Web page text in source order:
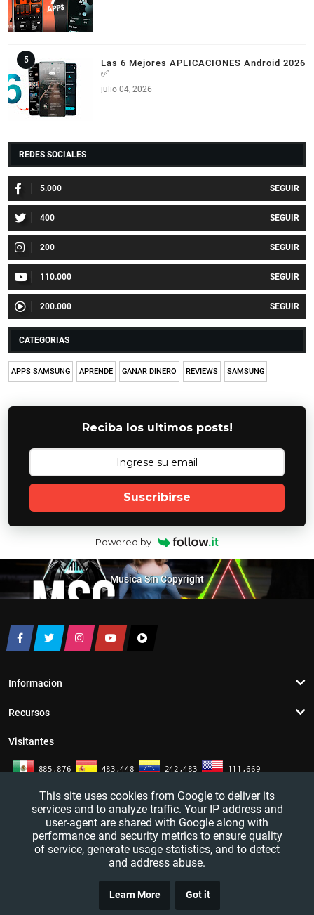
Las 6 Mejores APLICACIONES Android 2026
✅
julio 04, 2026
REDES SOCIALES
5.000
400
200
110.000
200.000
CATEGORIAS
APPS SAMSUNG APRENDE GANAR DINERO REVIEWS SAMSUNG
Reciba los ultimos posts!
Suscribirse
Powered by
Musica Sin Copyright
Informacion
Recursos
Visitantes
— All rights reserved
This site uses cookies from Google to deliver its
services and to analyze traffic. Your IP address and
user-agent are shared with Google along with
performance and security metrics to ensure quality
of service, generate usage statistics, and to detect
and address abuse.
Learn More Got it